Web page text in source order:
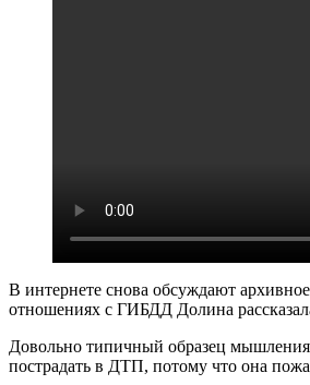
В интернете снова обсуждают
отношениях с ГИБДД Долина
Довольно типичный образец мышления
пострадать в ДТП, потому что она